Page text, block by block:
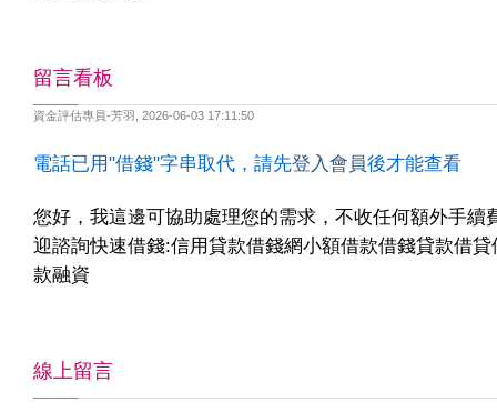
留言看板
資金評估專員-芳羽 2026-06-03 17:11:50
電話已用"借錢"字串取代，請先登入會員後才能查看
您好，我這邊可協助處理您的需求，不收任何額外手續
迎諮詢快速借錢:信用貸款借錢網小額借款借錢貸款借貸
款融資
線上留言